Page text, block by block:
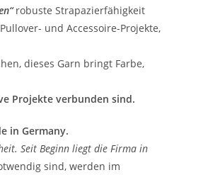
robuste Strapazierfähigkeit
und Accessoire-Projekte,
dieses Garn bringt Farbe,
Projekte verbunden sind.
in Germany.
Seit Beginn liegt die Firma in
sind, werden im